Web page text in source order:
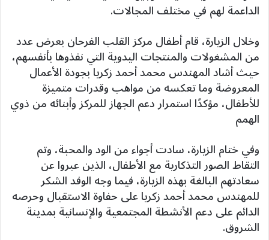
الداعمة لهم في مختلف المجالات.
وخلال الزيارة، قام أطفال مركز القلب الفرحان بعرض عدد
من المشغولات والمنتجات اليدوية التي نفذوها بأنفسهم،
حيث أشاد المهندس محمد أحمد زكريا بجودة الأعمال
المعروضة وما تعكسه من مواهب وقدرات متميزة
للأطفال، مؤكدًا استمرار دعم الجهاز للمركز وأبنائه من ذوي
الهمم
وفي ختام الزيارة، سادت أجواء من الود والمحبة، وتم
التقاط الصور التذكارية مع الأطفال، الذين عبروا عن
سعادتهم البالغة بهذه الزيارة، فيما وجه الوفد الشكر
للمهندس محمد أحمد زكريا على حفاوة الاستقبال وحرصه
الدائم على دعم الأنشطة المجتمعية والإنسانية بمدينة
الشروق.